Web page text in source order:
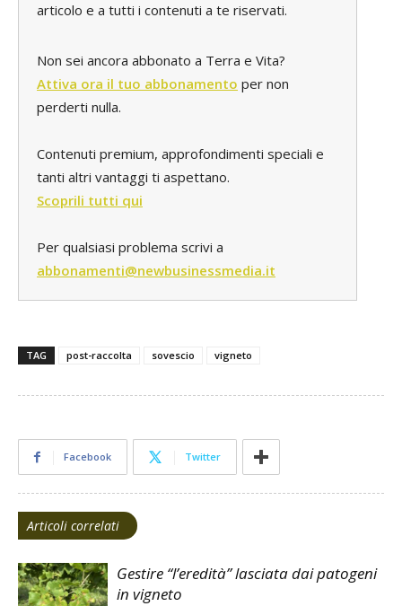
articolo e a tutti i contenuti a te riservati.
Non sei ancora abbonato a Terra e Vita?
Attiva ora il tuo abbonamento per non
perderti nulla.
Contenuti premium, approfondimenti speciali e
tanti altri vantaggi ti aspettano.
Scoprili tutti qui
Per qualsiasi problema scrivi a
abbonamenti@newbusinessmedia.it
TAG post-raccolta sovescio vigneto
Facebook Twitter
Articoli correlati
Gestire “l’eredità” lasciata dai patogeni
in vigneto